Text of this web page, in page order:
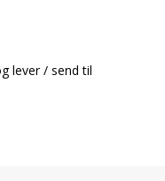
lever / send til